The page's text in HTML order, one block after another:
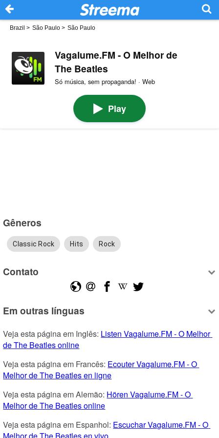
Brazil > São Paulo > São Paulo
Vagalume.FM - O Melhor de
The Beatles
Só música, sem propaganda! · Web
Play
Gêneros
Classic Rock Hits Rock
Contato
Em outras línguas
Veja esta página em Inglês: Listen Vagalume.FM - O Melhor
de The Beatles online
Veja esta página em Francês: Ecouter Vagalume.FM - O
Melhor de The Beatles en ligne
Veja esta página em Alemão: Hören Vagalume.FM - O
Melhor de The Beatles online
Veja esta página em Espanhol: Escuchar Vagalume.FM - O
Melhor de The Beatles en vivo